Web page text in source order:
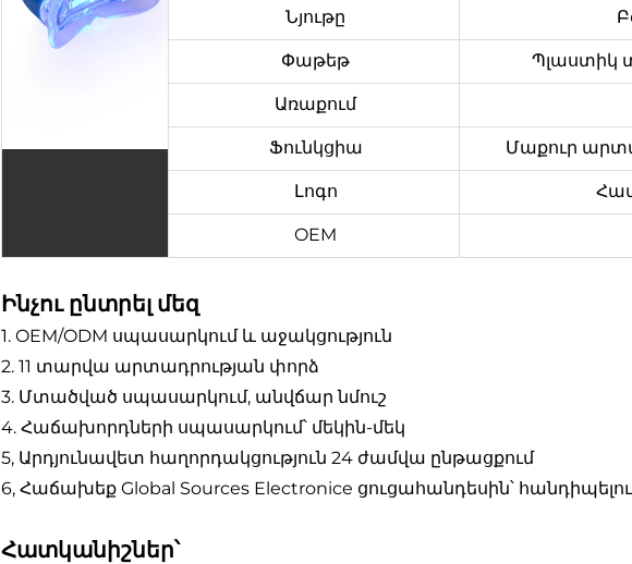
Նյութը
Փաթեթ Պլաստիկ
Առաքում
Ֆունկցիա Մաքուր
Լոգո
OEM
Ինչու ընտրել մեզ
1. OEM/ODM սպասարկում և աջակցություն
2. 11 տարվա արտադրության փորձ
3. Մտածված սպասարկում, անվճար նմուշ
4. Հաճախորդների սպասարկում՝ մեկին-մեկ
5, Արդյունավետ հաղորդակցություն 24 ժամվա ընթացքում
6, Հաճախեք Global Sources Electronice ցուցահանդեսին՝
Հատկանիշներ՝